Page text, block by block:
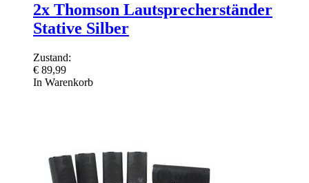
2x Thomson Lautsprecherständer
Stative Silber
Zustand:
€ 89,99
In Warenkorb